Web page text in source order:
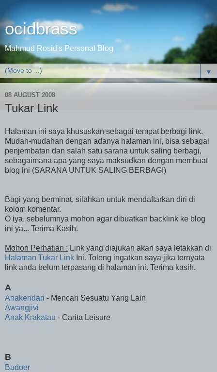
ocidbrass
Mahmud Rosid's Personal Blog
▼
08 AUGUST 2008
Tukar Link
Halaman ini saya khususkan sebagai tempat berbagi link.
Mudah-mudahan dengan adanya halaman ini, bisa sebagai
penjembatan dan salah satu sarana untuk saling berbagi,
sebagaimana apa yang saya maksudkan dengan membuat
blog ini (SARANA UNTUK SALING BERBAGI)
Bagi yang berminat, silahkan untuk mendaftarkan diri di
kolom komentar.
O iya, sebelumnya mohon agar dibuatkan backlink ke blog
ini ya... Terima Kasih.
Mohon Perhatian : Link yang diajukan akan saya letakkan di
Halaman Tukar Link Ini. Tolong ingatkan saya jika ternyata
link anda belum terpasang di halaman ini. Terima kasih.
A
Anakendari - Mencari Sesuatu Yang Lain
Awangjivi
Anak Krakatau - Carita Leisure
B
Badoer